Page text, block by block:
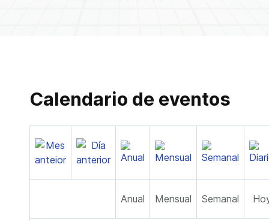
Calendario de eventos
Anual Mensual Semanal